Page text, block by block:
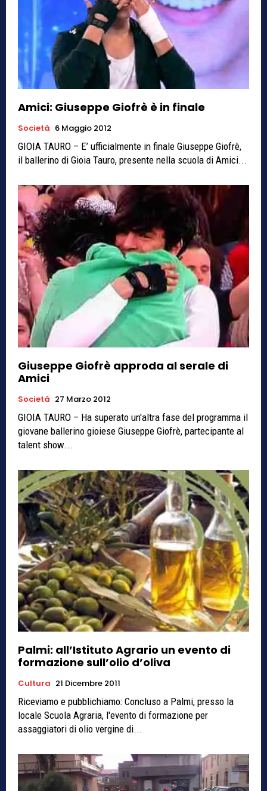
Amici: Giuseppe Giofrè è in finale
Società 6 Maggio 2012
GIOIA TAURO – E’ ufficialmente in finale Giuseppe Giofrè,
il ballerino di Gioia Tauro, presente nella scuola di Amici...
Giuseppe Giofrè approda al serale di
Amici
Società 27 Marzo 2012
GIOIA TAURO – Ha superato un'altra fase del programma il
giovane ballerino gioiese Giuseppe Giofrè, partecipante al
talent show...
Palmi: all’Istituto Agrario un evento di
formazione sull’olio d’oliva
Cultura 21 Dicembre 2011
Riceviamo e pubblichiamo: Concluso a Palmi, presso la
locale Scuola Agraria, l'evento di formazione per
assaggiatori di olio vergine di...